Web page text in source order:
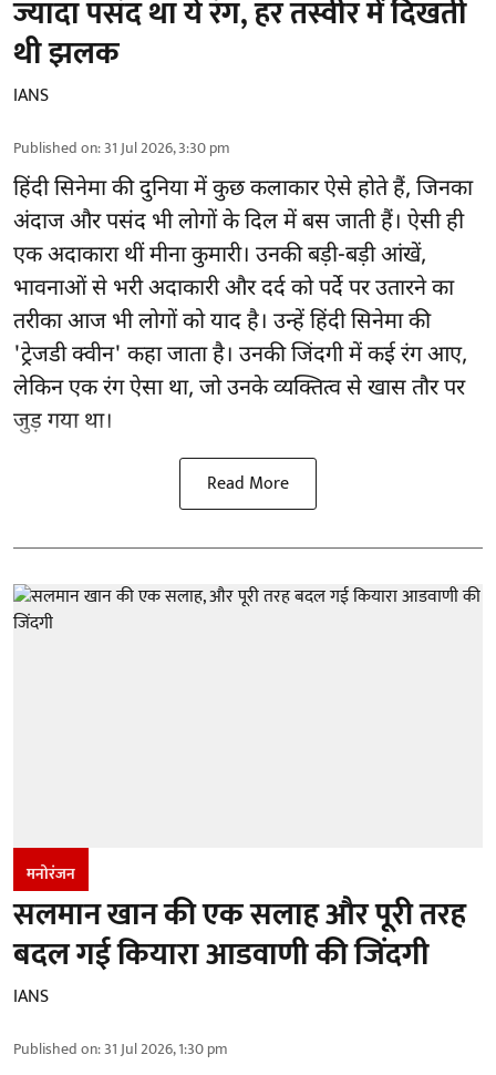
ज्यादा पसंद था ये रंग, हर तस्वीर में दिखती
थी झलक
IANS
Published on:31 Jul 2026, 3:30 pm
हिंदी सिनेमा की दुनिया में कुछ कलाकार ऐसे होते हैं, जिनका
अंदाज और पसंद भी लोगों के दिल में बस जाती हैं। ऐसी ही
एक अदाकारा थीं मीना कुमारी। उनकी बड़ी-बड़ी आंखें,
भावनाओं से भरी अदाकारी और दर्द को पर्दे पर उतारने का
तरीका आज भी लोगों को याद है। उन्हें हिंदी सिनेमा की
'ट्रेजडी क्वीन' कहा जाता है। उनकी जिंदगी में कई रंग आए,
लेकिन एक रंग ऐसा था, जो उनके व्यक्तित्व से खास तौर पर
जुड़ गया था।
Read More
मनोरंजन
सलमान खान की एक सलाह और पूरी तरह
बदल गई कियारा आडवाणी की जिंदगी
IANS
Published on:31 Jul 2026, 1:30 pm